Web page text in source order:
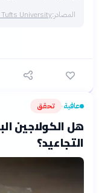
المصادر:Tufts University
عافية› تحقق
هل الكولاجين
التجاعيد؟